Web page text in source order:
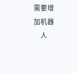
需要增
加机器
人